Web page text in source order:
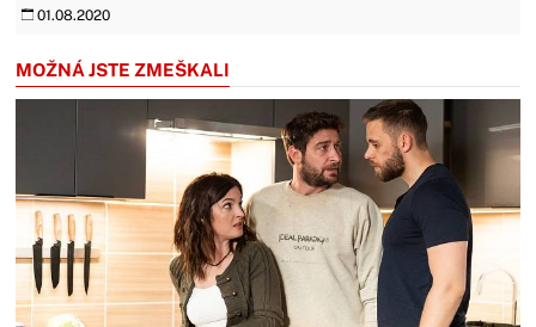
01.08.2020
MOŽNÁ JSTE ZMEŠKALI